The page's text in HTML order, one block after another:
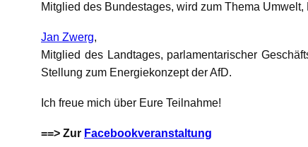
Mitglied des Bundestages, wird zum Thema
Jan Zwerg,
Mitglied des Landtages, parlamentarischer
Stellung zum Energiekonzept der AfD.
Ich freue mich über Eure Teilnahme!
==> Zur Facebookveranstaltung